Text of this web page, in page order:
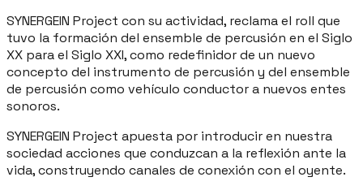
SYNERGEIN Project con su actividad, reclama el roll que
tuvo la formación del ensemble de percusión en el Siglo
XX para el Siglo XXI, como redefinidor de un nuevo
concepto del instrumento de percusión y del ensemble
de percusión como vehículo conductor a nuevos entes
sonoros.
SYNERGEIN Project apuesta por introducir en nuestra
sociedad acciones que conduzcan a la reflexión ante la
vida, construyendo canales de conexión con el oyente.